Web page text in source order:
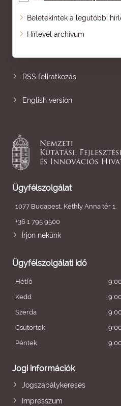
Beletekintek a legutóbbi
Hírlevél archívum
Oldaltérkép
RSS feliratkozás
English version
Ügyfélszolgálat
1077 Budapest, Kéthly Anna tér 1.
+36 1 795 9500
Írjon nekünk
Ügyfélszolgálati idő
Hétfő
Kedd
Szerda
Csütörtök
Péntek
Jogi információk
Jogszabálykeresés
Impresszum